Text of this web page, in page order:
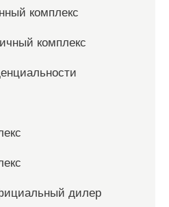
комплекс
комплекс
дилер